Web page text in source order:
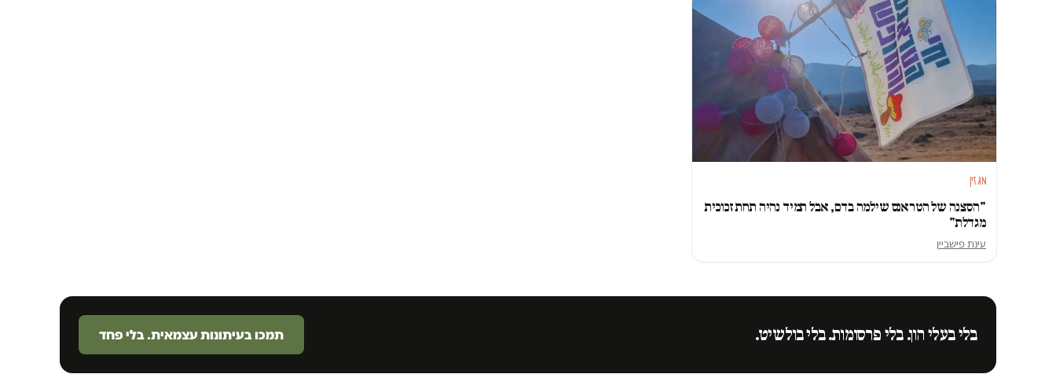
מגזין
"הסצנה של הטראנס שילמה בדם, אבל תמיד נהיה תחת זכוכית
מגדלת"
עינת פישביין
בלי בעלי הון. בלי פרסומות. בלי בולשיט. תמכו בעיתונות עצמאית. בלי פחד